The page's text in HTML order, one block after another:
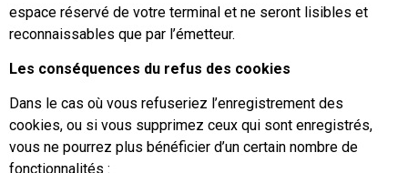
espace réservé de votre terminal et ne seront lisibles et
reconnaissables que par l’émetteur.
Les conséquences du refus des cookies
Dans le cas où vous refuseriez l’enregistrement des
cookies, ou si vous supprimez ceux qui sont enregistrés,
vous ne pourrez plus bénéficier d’un certain nombre de
fonctionnalités :